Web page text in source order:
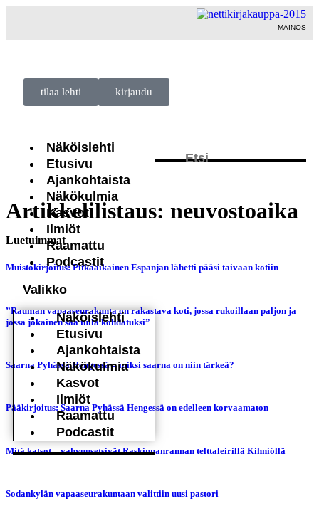
MAINOS
tilaa lehti kirjaudu
Näköislehti
Etusivu
Ajankohtaista
Näkökulmia
Kasvot
Ilmiöt
Raamattu
Podcastit
Näköislehti
Etusivu
Ajankohtaista
Näkökulmia
Kasvot
Ilmiöt
Raamattu
Podcastit
Artikkelilistaus: neuvostoaika
Luetuimmat
Muistokirjoitus: Pitkäaikainen Espanjan lähetti pääsi taivaan kotiin
”Rauman vapaaseurakunta on rakastava koti, jossa rukoillaan paljon ja
jossa jokainen saa tulla kohdatuksi”
Saarna Pyhässä Hengessä – miksi saarna on niin tärkeä?
Pääkirjoitus: Saarna Pyhässä Hengessä on edelleen korvaamaton
Mitä katsot – vahvuusetsivät Raskinnanrannan telttaleirillä Kihniöllä
Sodankylän vapaaseurakuntaan valittiin uusi pastori